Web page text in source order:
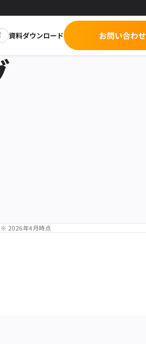
資料ダウンロード お問い合わせ
※ 2026年4月時点